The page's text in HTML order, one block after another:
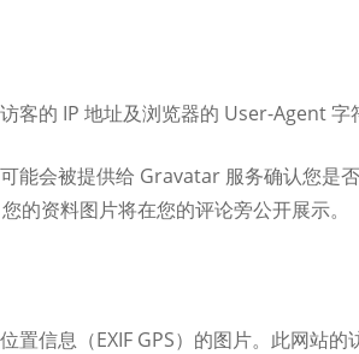
的 IP 地址及浏览器的 User-Agent 字
能会被提供给 Gravatar 服务确认您是
资料图片将在您的评论旁公开展示。
信息（EXIF GPS）的图片。此网站的